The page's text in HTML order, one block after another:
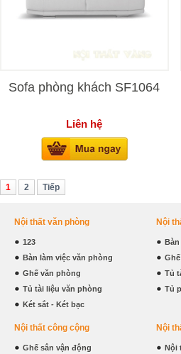
Sofa phòng khách SF1064
Liên hệ
1 2 Tiếp
Nội thất văn phòng
123
Bàn làm việc văn phòng
Ghế văn phòng
Tủ tài liệu văn phòng
Két sắt - Két bạc
Nội
Tủ
Tủ
Nội thất công cộng
Ghế sân vận động
Nội
Nội